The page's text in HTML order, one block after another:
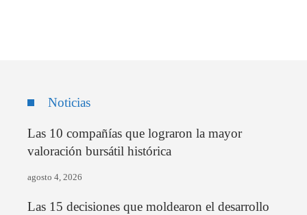
Noticias
Las 10 compañías que lograron la mayor
valoración bursátil histórica
agosto 4, 2026
Las 15 decisiones que moldearon el desarrollo